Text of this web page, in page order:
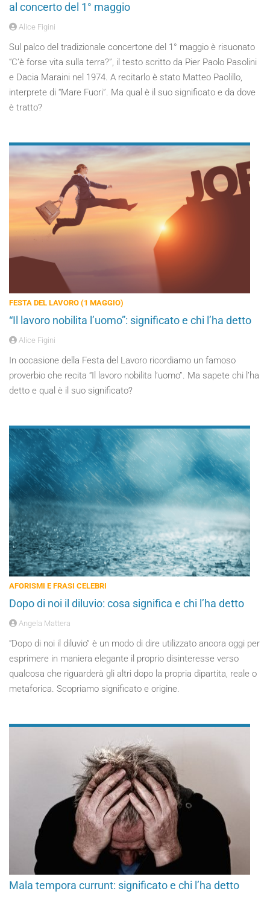
al concerto del 1° maggio
Alice Figini
Sul palco del tradizionale concertone del 1° maggio è risuonato
“C’è forse vita sulla terra?”, il testo scritto da Pier Paolo Pasolini
e Dacia Maraini nel 1974. A recitarlo è stato Matteo Paolillo,
interprete di “Mare Fuori”. Ma qual è il suo significato e da dove
è tratto?
FESTA DEL LAVORO (1 MAGGIO)
“Il lavoro nobilita l’uomo”: significato e chi l’ha detto
Alice Figini
In occasione della Festa del Lavoro ricordiamo un famoso
proverbio che recita “Il lavoro nobilita l’uomo”. Ma sapete chi l’ha
detto e qual è il suo significato?
AFORISMI E FRASI CELEBRI
Dopo di noi il diluvio: cosa significa e chi l’ha detto
Angela Mattera
“Dopo di noi il diluvio” è un modo di dire utilizzato ancora oggi per
esprimere in maniera elegante il proprio disinteresse verso
qualcosa che riguarderà gli altri dopo la propria dipartita, reale o
metaforica. Scopriamo significato e origine.
Mala tempora currunt: significato e chi l’ha detto